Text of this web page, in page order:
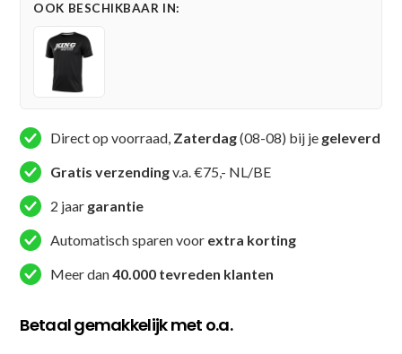
shirt
(KPB
REVO
aantal
OOK BESCHIKBAAR IN:
Direct op voorraad, Zaterdag(08-08) bij je geleverd
Gratis verzendingv.a. €75,- NL/BE
2 jaar garantie
Automatisch sparen voor extra korting
Meer dan40.000 tevreden klanten
Betaal gemakkelijk met o.a.